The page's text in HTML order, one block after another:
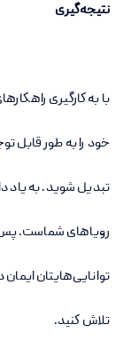
نتیجه‌گیری
با به کارگیری
خود را به طور قابل
تبدیل شوید. به یاد
رویاهای شماست. پس
توانایی‌هایتان
تلاش کنید.